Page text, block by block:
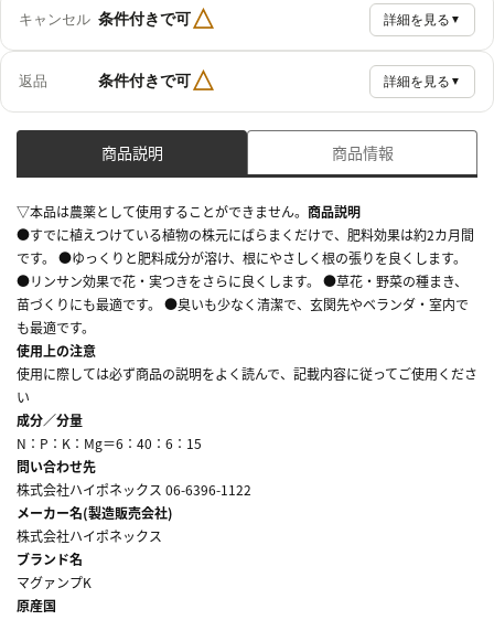
キャンセル 条件付きで可△ 詳細を見る ▼
返品 条件付きで可△ 詳細を見る ▼
商品説明 商品情報
▽本品は農薬として使用することができません。 商品説明
●すでに植えつけている植物の株元にばらまくだけで、肥料効果は約2カ月間
です。 ●ゆっくりと肥料成分が溶け、根にやさしく根の張りを良くします。
●リンサン効果で花・実つきをさらに良くします。 ●草花・野菜の種まき、
苗づくりにも最適です。 ●臭いも少なく清潔で、玄関先やベランダ・室内で
も最適です。
使用上の注意
使用に際しては必ず商品の説明をよく読んで、記載内容に従ってご使用くださ
い
成分／分量
N：P：K：Mg＝6：40：6：15
問い合わせ先
株式会社ハイポネックス 06-6396-1122
メーカー名(製造販売会社)
株式会社ハイポネックス
ブランド名
マグァンプK
原産国